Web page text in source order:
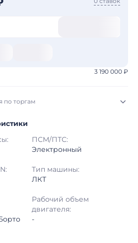
3 190 000 ₽
по торгам
03.08.2026, 03:14 МСК
11.08.2026, 02:14 МСК
Открытые торги
50 000 ₽
ПСМ/ПТС:
Электронный
Тип машины:
ЛКТ
Рабочий объем
двигателя:
-